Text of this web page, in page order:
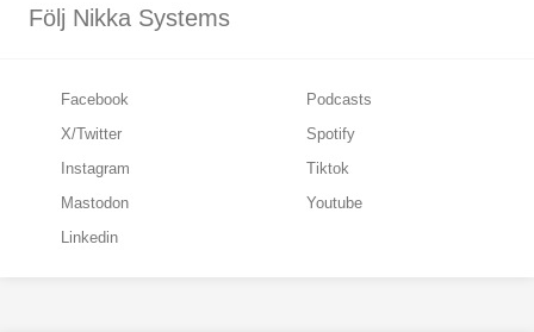
Följ Nikka Systems
Facebook
X/Twitter
Instagram
Mastodon
Linkedin
Podcasts
Spotify
Tiktok
Youtube